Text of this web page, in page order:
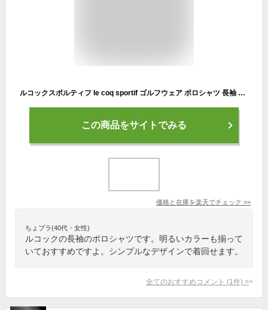
ルコックスポルティフ le coq sportif ゴルフウェア ポロシャツ 長袖 メンズ ロゴタイポジャガード長袖シャツ QGMUJB02 【2022年秋冬モデル】
この商品をサイトでみる
価格と在庫を楽天でチェック >>
ちょプラ(40代・女性)
ルコックの長袖のポロシャツです。明るいカラーも揃って
いておすすめですよ。シンプルなデザインで着回せます。
全てのおすすめコメント (1 件) >